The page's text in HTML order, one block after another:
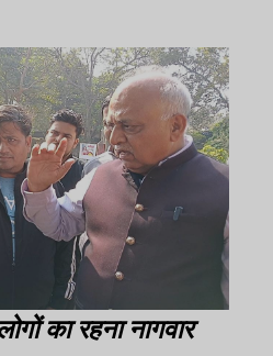
का रहना नागवार